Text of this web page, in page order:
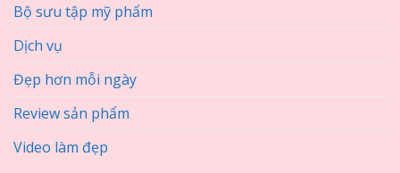
Bộ sưu tập mỹ phẩm
Dịch vụ
Đẹp hơn mỗi ngày
Review sản phẩm
Video làm đẹp